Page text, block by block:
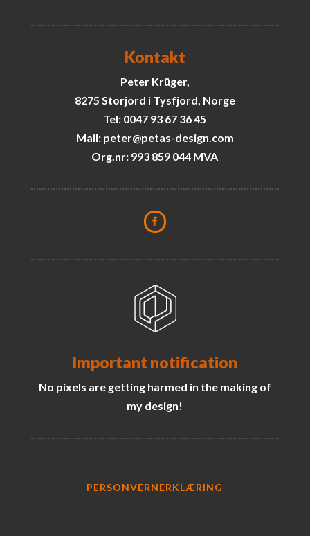
Kontakt
Peter Krüger,
8275 Storjord i Tysfjord, Norge
Tel: 0047 93 67 36 45
Mail: peter@petas-design.com
Org.nr: 993 859 044 MVA
Important notification
No pixels are getting harmed in the making of
my design!
PERSONVERNERKLÆRING